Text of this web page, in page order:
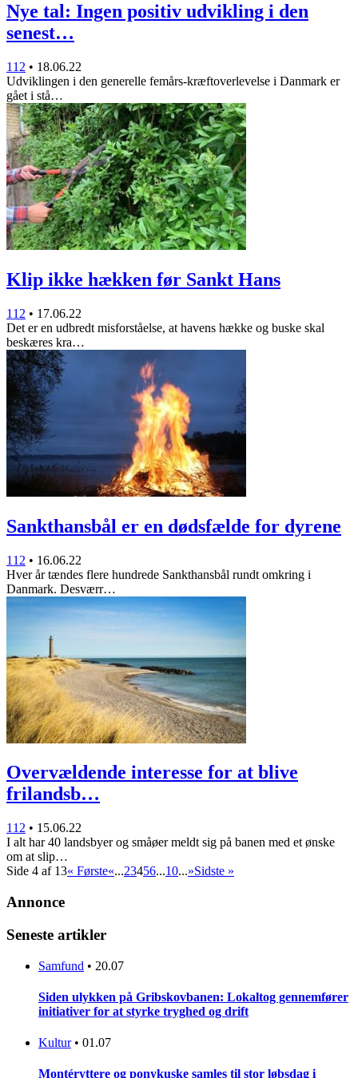
Nye tal: Ingen positiv udvikling i den
senest…
112 • 18.06.22
Udviklingen i den generelle femårs-kræftoverlevelse i Danmark er
gået i stå…
Klip ikke hækken før Sankt Hans
112 • 17.06.22
Det er en udbredt misforståelse, at havens hække og buske skal
beskæres kra…
Sankthansbål er en dødsfælde for dyrene
112 • 16.06.22
Hver år tændes flere hundrede Sankthansbål rundt omkring i
Danmark. Desværr…
Overvældende interesse for at blive
frilandsb…
112 • 15.06.22
I alt har 40 landsbyer og småøer meldt sig på banen med et ønske
om at slip…
Side 4 af 13« Første«...23456...10...»Sidste »
Annonce
Seneste artikler
Samfund • 20.07
Siden ulykken på Gribskovbanen: Lokaltog gennemfører
initiativer for at styrke tryghed og drift
Kultur • 01.07
Montéryttere og ponykuske samles til stor løbsdag i